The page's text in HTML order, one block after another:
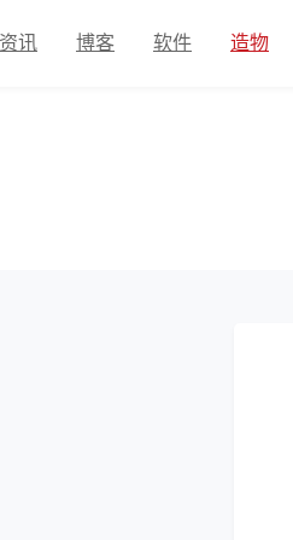
资讯 博客 软件 造物